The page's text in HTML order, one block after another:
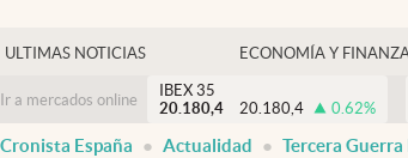
Criptomonedas
ULTIMAS NOTICIAS ECONOMÍA Y
Ir a mercados online
IBEX 35
20.180,4
20.180,4 0.62%
Cronista España Actualidad Tercera